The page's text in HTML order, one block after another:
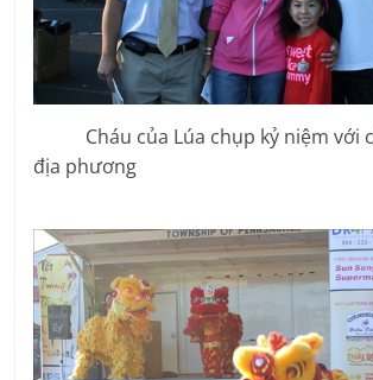
Cháu của Lúa chụp kỷ niệm với
địa phương